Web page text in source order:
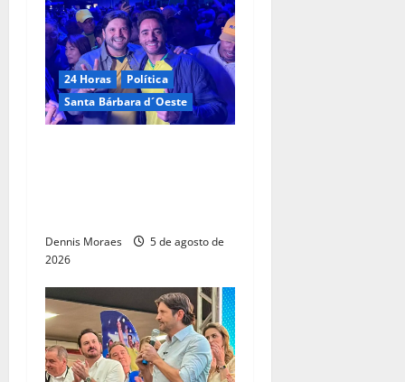
24 Horas
Política
Santa Bárbara d´Oeste
Dennis Moraes
5 de agosto de
2026